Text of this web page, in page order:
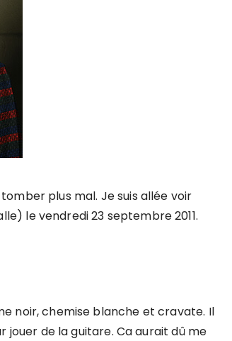
plus mal. Je suis allée voir
le vendredi 23 septembre 2011.
noir, chemise blanche et cravate. Il
jouer de la guitare. Ca aurait dû me